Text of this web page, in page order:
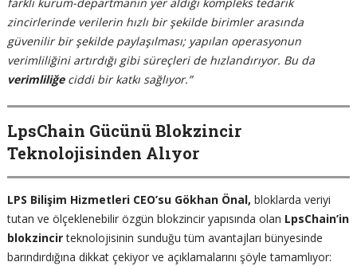
zincirlerinde verilerin hızlı bir şekilde birimler arasında
güvenilir bir şekilde paylaşılması; yapılan operasyonun
verimliliğini artırdığı gibi süreçleri de hızlandırıyor. Bu da
verimliliğeciddi bir katkı sağlıyor.”
LpsChain Gücünü Blokzincir
Teknolojisinden Alıyor
LPS Bilişim Hizmetleri CEO’su Gökhan Önal, bloklarda veriyi
tutan ve ölçeklenebilir özgün blokzincir yapısında olan LpsChain’in
blokzincirteknolojisinin sunduğu tüm avantajları bünyesinde
barındırdığına dikkat çekiyor ve açıklamalarını şöyle tamamlıyor: